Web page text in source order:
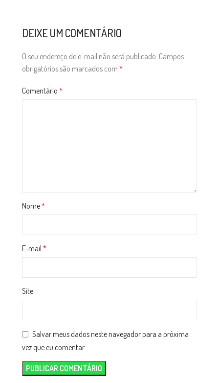
DEIXE UM COMENTÁRIO
O seu endereço de e-mail não será publicado. Campos
obrigatórios são marcados com *
Comentário *
Nome*
E-mail *
Site
Salvar meus dados neste navegador para a próxima
vez que eu comentar.